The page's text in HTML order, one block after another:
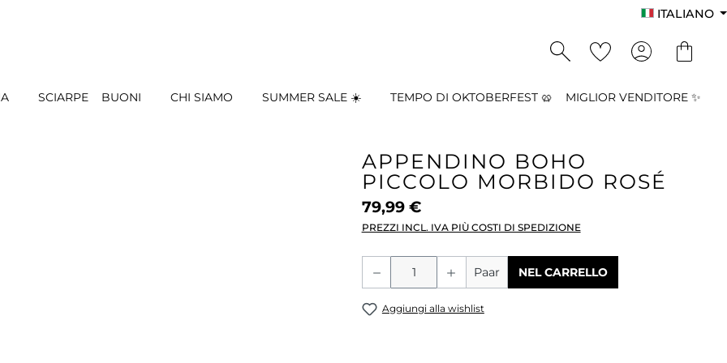
ITALIANO
SCIARPE BUONI CHI SIAMO SUMMER SALE ☀️ TEMPO DI OKTOBERFEST 🥨 MIGLIOR VENDITORE ✨
APPENDINO BOHO
PICCOLO MORBIDO ROSÉ
79,99 €
PREZZI INCL. IVA PIÙ COSTI DI SPEDIZIONE
Quantità del prodotto: inserisci la
Paar NEL CARRELLO
Aggiungi alla wishlist